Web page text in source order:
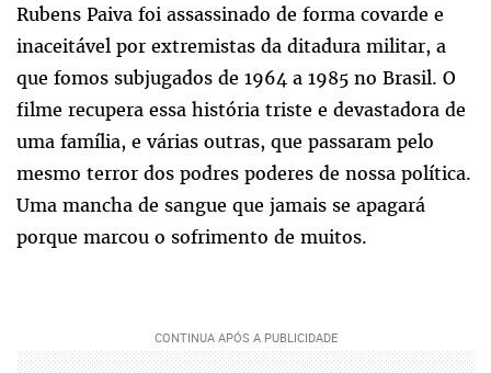
Rubens Paiva foi assassinado de forma covarde e
inaceitável por extremistas da ditadura militar, a
que fomos subjugados de 1964 a 1985 no Brasil. O
filme recupera essa história triste e devastadora de
uma família, e várias outras, que passaram pelo
mesmo terror dos podres poderes de nossa política.
Uma mancha de sangue que jamais se apagará
porque marcou o sofrimento de muitos.